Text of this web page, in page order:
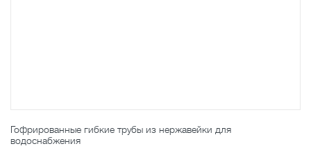
Гофрированные гибкие трубы из нержавейки для
водоснабжения